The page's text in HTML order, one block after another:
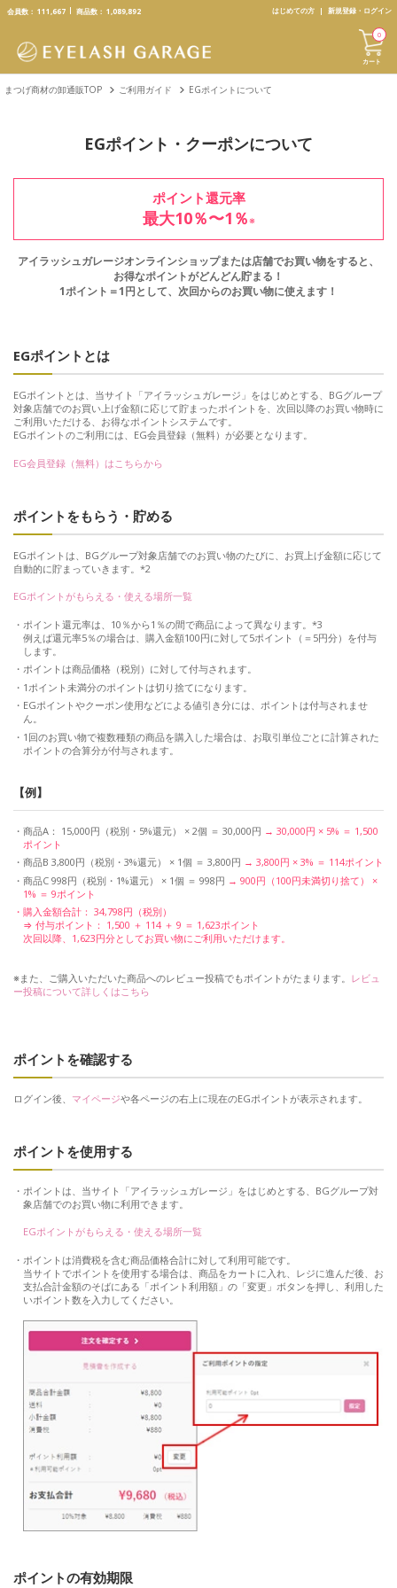
text.skipToContent
text.skipToNavigation
会員数： 111,667 商品数： 1,089,892 はじめての方 新規登録・ログイン
カート
0
まつげ商材の卸通販TOP ご利用ガイド EGポイントについて
EGポイント・クーポンについて
ポイント還元率
最大10％〜1％※
アイラッシュガレージオンラインショップまたは店舗でお買い物をすると、
お得なポイントがどんどん貯まる！
1ポイント＝1円として、次回からのお買い物に使えます！
EGポイントとは
EGポイントとは、当サイト「アイラッシュガレージ」をはじめとする、BGグループ
対象店舗でのお買い上げ金額に応じて貯まったポイントを、次回以降のお買い物時に
ご利用いただける、お得なポイントシステムです。
EGポイントのご利用には、EG会員登録（無料）が必要となります。
EG会員登録（無料）はこちらから
ポイントをもらう・貯める
EGポイントは、BGグループ対象店舗でのお買い物のたびに、お買上げ金額に応じて
自動的に貯まっていきます。*2
EGポイントがもらえる・使える場所一覧
ポイント還元率は、10％から1％の間で商品によって異なります。*3
例えば還元率5％の場合は、購入金額100円に対して5ポイント（＝5円分）を付与
します。
ポイントは商品価格（税別）に対して付与されます。
1ポイント未満分のポイントは切り捨てになります。
EGポイントやクーポン使用などによる値引き分には、ポイントは付与されませ
ん。
1回のお買い物で複数種類の商品を購入した場合は、お取引単位ごとに計算された
ポイントの合算分が付与されます。
【例】
商品A： 15,000円（税別・5%還元） × 2個 ＝ 30,000円 → 30,000円 × 5% ＝ 1,500
ポイント
商品B 3,800円（税別・3%還元） × 1個 ＝ 3,800円 → 3,800円 × 3% ＝ 114ポイント
商品C 998円（税別・1%還元） × 1個 ＝ 998円 → 900円（100円未満切り捨て） ×
1% ＝ 9ポイント
購入金額合計： 34,798円（税別）
⇒ 付与ポイント： 1,500 ＋ 114 ＋ 9 ＝ 1,623ポイント
次回以降、1,623円分としてお買い物にご利用いただけます。
※また、ご購入いただいた商品へのレビュー投稿でもポイントがたまります。 レビュ
ー投稿について詳しくはこちら
ポイントを確認する
ログイン後、 マイページや各ページの右上に現在のEGポイントが表示されます。
ポイントを使用する
ポイントは、当サイト「アイラッシュガレージ」をはじめとする、BGグループ対
象店舗でのお買い物に利用できます。
EGポイントがもらえる・使える場所一覧
ポイントは消費税を含む商品価格合計に対して利用可能です。
当サイトでポイントを使用する場合は、商品をカートに入れ、レジに進んだ後、お
支払合計金額のそばにある「ポイント利用額」の「変更」ボタンを押し、利用した
いポイント数を入力してください。
ポイントの有効期限